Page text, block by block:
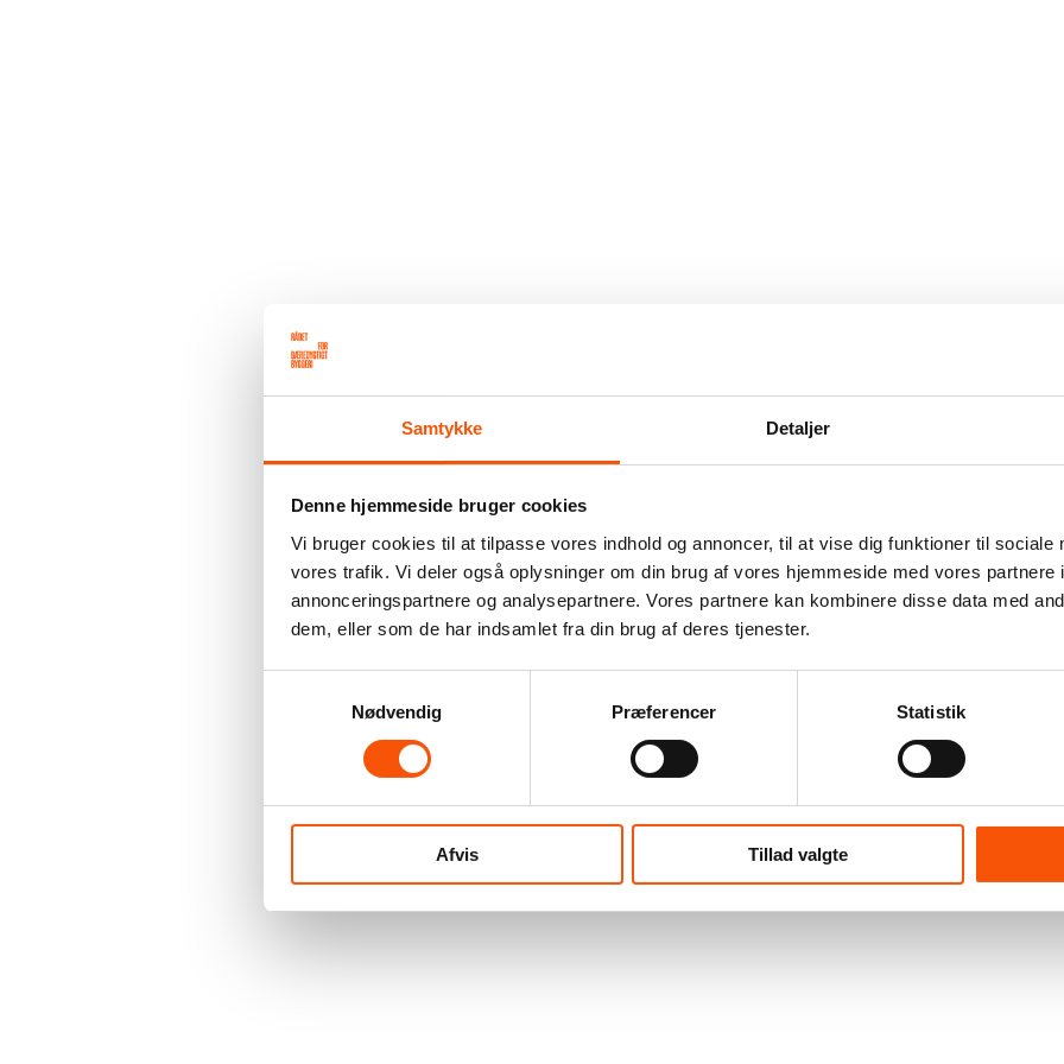
Samtykke Detaljer
Denne hjemmeside bruger cookies
Vi bruger cookies til at tilpasse vores indhold og annoncer, til at vise dig funktioner til sociale
vores trafik. Vi deler også oplysninger om din brug af vores hjemmeside med vores partnere
annonceringspartnere og analysepartnere. Vores partnere kan kombinere disse data med
dem, eller som de har indsamlet fra din brug af deres tjenester.
Nødvendig
Præferencer Statistik
Afvis Tillad valgte